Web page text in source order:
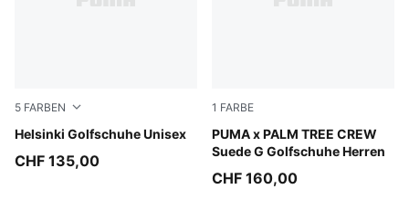
5 FARBEN
Helsinki Golfschuhe Unisex
PUMA White-Dark Indigo
CHF 135,00
1 FARBE
PUMA x PALM TREE CREW
Suede G Golfschuhe Herren
PUMA White-Glowing Pink
CHF 160,00